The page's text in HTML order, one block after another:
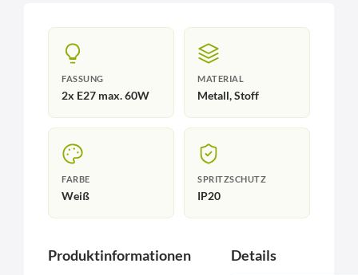
FASSUNG
2x E27 max. 60W
MATERIAL
Metall, Stoff
FARBE
Weiß
SPRITZSCHUTZ
IP20
Produktinformationen Details